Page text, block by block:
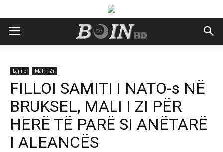
Lajme Mali i Zi
FILLOI SAMITI I NATO-s NË
BRUKSEL, MALI I ZI PËR
HERË TË PARË SI ANËTARË
I ALEANCËS